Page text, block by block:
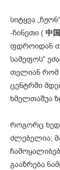
სიტყვა
-ჩინეთი ( 中国
ფდროიდან
სამეფოს“
თვლიან რომ
ცენტრში
ხმელთაშუა
როგორც
ძლებელია;
გააზრება